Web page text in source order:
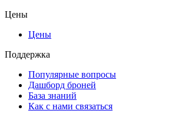
Цены
Цены
Поддержка
Популярные вопросы
Дашборд броней
База знаний
Как с нами связаться